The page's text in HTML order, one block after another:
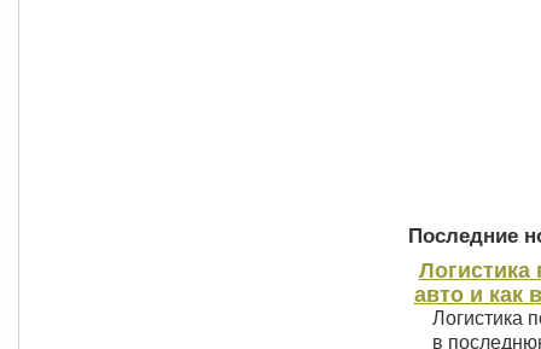
Последние
Логистика
авто и как
Логистика
в